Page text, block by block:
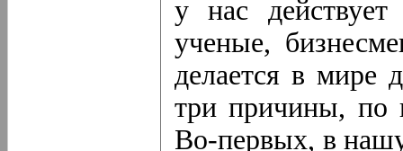
у нас действует
ученые,
делается в мире
три причины, по
Во-первых, в